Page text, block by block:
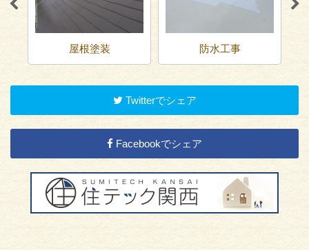
屋根塗装 防水工事
Twitterでシェア
Facebookでシェア